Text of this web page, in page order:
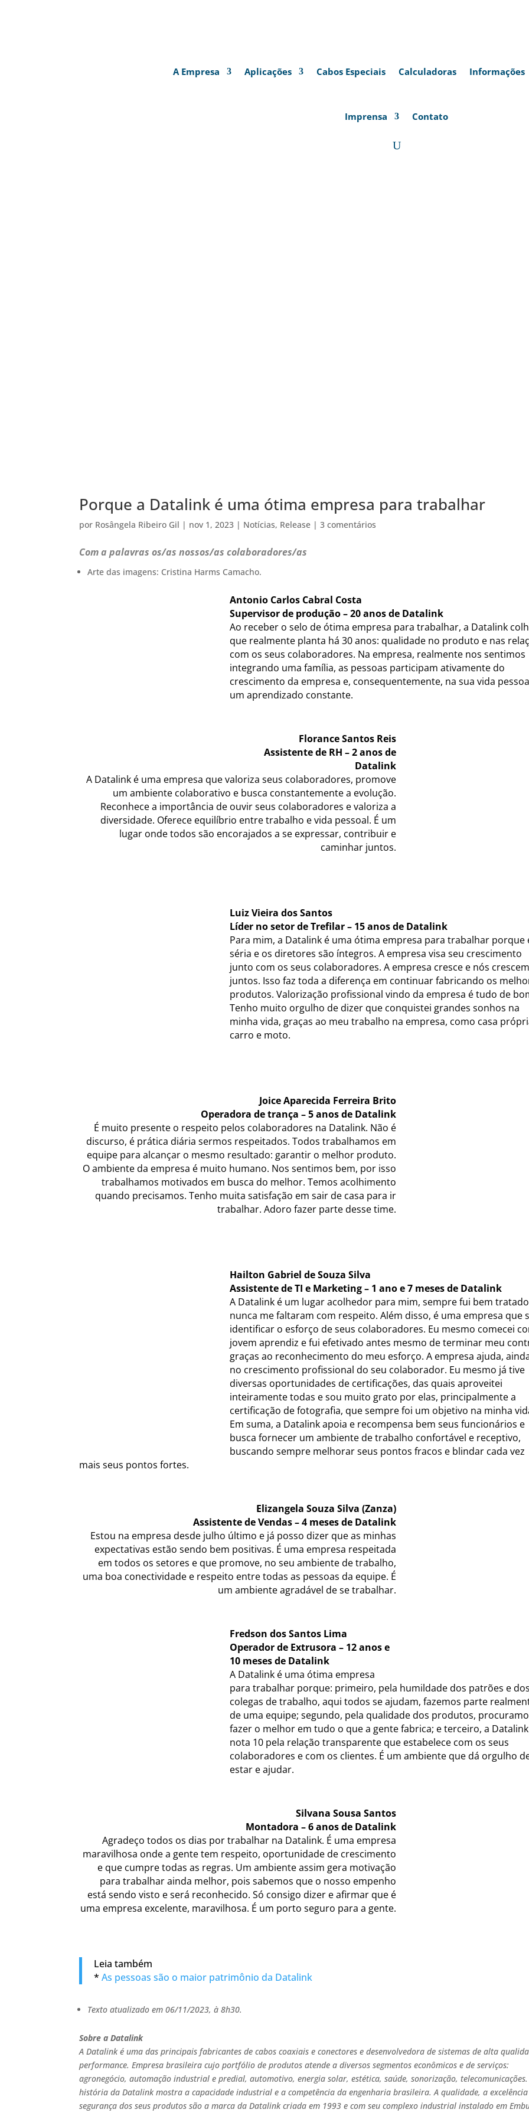
A Empresa Aplicações Cabos Especiais Calculadoras Informações
Imprensa Contato
Porque a Datalink é uma ótima empresa para trabalhar
por Rosângela Ribeiro Gil | nov 1, 2023 | Notícias, Release |3 comentários
Com a palavras os/as nossos/as colaboradores/as
Arte das imagens: Cristina Harms Camacho.
Antonio Carlos Cabral Costa
Supervisor de produção – 20 anos de Datalink
Ao receber o selo de ótima empresa para trabalhar, a Datalink
que realmente planta há 30 anos: qualidade no produto e nas
com os seus colaboradores. Na empresa, realmente nos sentimos
integrando uma família, as pessoas participam ativamente do
crescimento da empresa e, consequentemente, na sua vida
um aprendizado constante.
Florance Santos Reis
Assistente de RH – 2 anos de
Datalink
A Datalink é uma empresa que valoriza seus colaboradores, promove
um ambiente colaborativo e busca constantemente a evolução.
Reconhece a importância de ouvir seus colaboradores e valoriza a
diversidade. Oferece equilíbrio entre trabalho e vida pessoal. É um
lugar onde todos são encorajados a se expressar, contribuir e
caminhar juntos.
Luiz Vieira dos Santos
Líder no setor de Trefilar – 15 anos de Datalink
Para mim, a Datalink é uma ótima empresa para trabalhar porque
séria e os diretores são íntegros. A empresa visa seu crescimento
junto com os seus colaboradores. A empresa cresce e nós
juntos. Isso faz toda a diferença em continuar fabricando os
produtos. Valorização profissional vindo da empresa é tudo de
Tenho muito orgulho de dizer que conquistei grandes sonhos na
minha vida, graças ao meu trabalho na empresa, como casa
carro e moto.
Joice Aparecida Ferreira Brito
Operadora de trança – 5 anos de Datalink
É muito presente o respeito pelos colaboradores na Datalink. Não é
discurso, é prática diária sermos respeitados. Todos trabalhamos em
equipe para alcançar o mesmo resultado: garantir o melhor produto.
O ambiente da empresa é muito humano. Nos sentimos bem, por isso
trabalhamos motivados em busca do melhor. Temos acolhimento
quando precisamos. Tenho muita satisfação em sair de casa para ir
trabalhar. Adoro fazer parte desse time.
Hailton Gabriel de Souza Silva
Assistente de TI e Marketing – 1 ano e 7 meses de Datalink
A Datalink é um lugar acolhedor para mim, sempre fui bem
nunca me faltaram com respeito. Além disso, é uma empresa que
identificar o esforço de seus colaboradores. Eu mesmo comecei
jovem aprendiz e fui efetivado antes mesmo de terminar meu
graças ao reconhecimento do meu esforço. A empresa ajuda,
no crescimento profissional do seu colaborador. Eu mesmo já tive
diversas oportunidades de certificações, das quais aproveitei
inteiramente todas e sou muito grato por elas, principalmente a
certificação de fotografia, que sempre foi um objetivo na minha
Em suma, a Datalink apoia e recompensa bem seus funcionários e
busca fornecer um ambiente de trabalho confortável e receptivo,
buscando sempre melhorar seus pontos fracos e blindar cada vez
mais seus pontos fortes.
Elizangela Souza Silva (Zanza)
Assistente de Vendas – 4 meses de Datalink
Estou na empresa desde julho último e já posso dizer que as minhas
expectativas estão sendo bem positivas. É uma empresa respeitada
em todos os setores e que promove, no seu ambiente de trabalho,
uma boa conectividade e respeito entre todas as pessoas da equipe. É
um ambiente agradável de se trabalhar.
Fredson dos Santos Lima
Operador de Extrusora – 12 anos e
10 meses de Datalink
A Datalink é uma ótima empresa
para trabalhar porque: primeiro, pela humildade dos patrões e dos
colegas de trabalho, aqui todos se ajudam, fazemos parte
de uma equipe; segundo, pela qualidade dos produtos,
fazer o melhor em tudo o que a gente fabrica; e terceiro, a
nota 10 pela relação transparente que estabelece com os seus
colaboradores e com os clientes. É um ambiente que dá orgulho
estar e ajudar.
Silvana Sousa Santos
Montadora – 6 anos de Datalink
Agradeço todos os dias por trabalhar na Datalink. É uma empresa
maravilhosa onde a gente tem respeito, oportunidade de crescimento
e que cumpre todas as regras. Um ambiente assim gera motivação
para trabalhar ainda melhor, pois sabemos que o nosso empenho
está sendo visto e será reconhecido. Só consigo dizer e afirmar que é
uma empresa excelente, maravilhosa. É um porto seguro para a gente.
Leia também
*As pessoas são o maior patrimônio da Datalink
Texto atualizado em 06/11/2023, à 8h30.
Sobre a Datalink
A Datalink é uma das principais fabricantes de cabos coaxiais e conectores e desenvolvedora de sistemas de alta
performance. Empresa brasileira cujo portfólio de produtos atende a diversos segmentos econômicos e de serviços:
agronegócio, automação industrial e predial, automotivo, energia solar, estética, saúde, sonorização, telecomunicações.
história da Datalink mostra a capacidade industrial e a competência da engenharia brasileira. A qualidade, a
segurança dos seus produtos são a marca da Datalink criada em 1993 e com seu complexo industrial instalado em